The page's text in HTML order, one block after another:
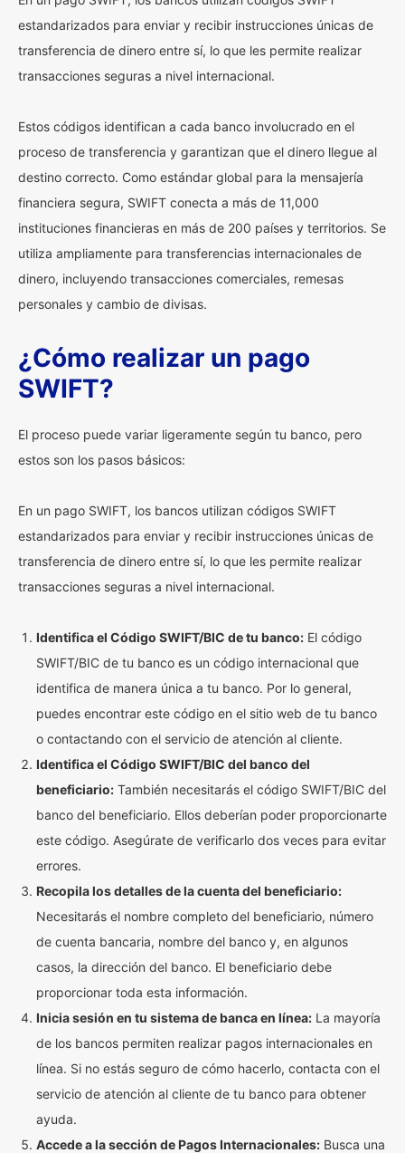
estandarizados para enviar y recibir instrucciones únicas de
transferencia de dinero entre sí, lo que les permite realizar
transacciones seguras a nivel internacional.
Estos códigos identifican a cada banco involucrado en el
proceso de transferencia y garantizan que el dinero llegue al
destino correcto. Como estándar global para la mensajería
financiera segura, SWIFT conecta a más de 11,000
instituciones financieras en más de 200 países y territorios. Se
utiliza ampliamente para transferencias internacionales de
dinero, incluyendo transacciones comerciales, remesas
personales y cambio de divisas.
¿Cómo realizar un pago
SWIFT?
El proceso puede variar ligeramente según tu banco, pero
estos son los pasos básicos:
En un pago SWIFT, los bancos utilizan códigos SWIFT
estandarizados para enviar y recibir instrucciones únicas de
transferencia de dinero entre sí, lo que les permite realizar
transacciones seguras a nivel internacional.
Identifica el Código SWIFT/BIC de tu banco: El código
SWIFT/BIC de tu banco es un código internacional que
identifica de manera única a tu banco. Por lo general,
puedes encontrar este código en el sitio web de tu banco
o contactando con el servicio de atención al cliente.
Identifica el Código SWIFT/BIC del banco del
beneficiario: También necesitarás el código SWIFT/BIC del
banco del beneficiario. Ellos deberían poder proporcionarte
este código. Asegúrate de verificarlo dos veces para evitar
errores.
Recopila los detalles de la cuenta del beneficiario:
Necesitarás el nombre completo del beneficiario, número
de cuenta bancaria, nombre del banco y, en algunos
casos, la dirección del banco. El beneficiario debe
proporcionar toda esta información.
Inicia sesión en tu sistema de banca en línea: La mayoría
de los bancos permiten realizar pagos internacionales en
línea. Si no estás seguro de cómo hacerlo, contacta con el
servicio de atención al cliente de tu banco para obtener
ayuda.
Accede a la sección de Pagos Internacionales: Busca una